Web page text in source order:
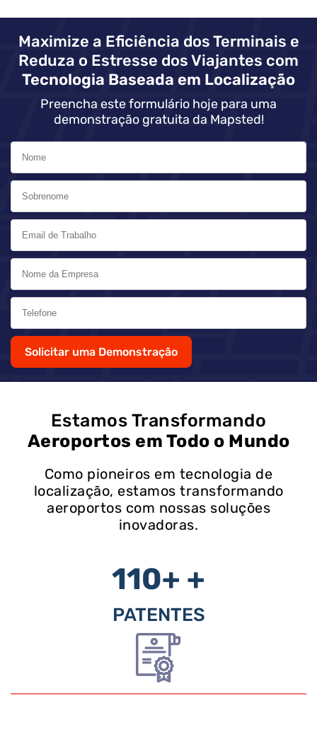
Maximize a Eficiência dos Terminais e
Reduza o Estresse dos Viajantes com
Tecnologia Baseada em Localização
Preencha este formulário hoje para uma
demonstração gratuita da Mapsted!
Solicitar uma Demonstração
Estamos Transformando
Aeroportos em Todo o Mundo
Como pioneiros em tecnologia de
localização, estamos transformando
aeroportos com nossas soluções
inovadoras.
110+ +
PATENTES